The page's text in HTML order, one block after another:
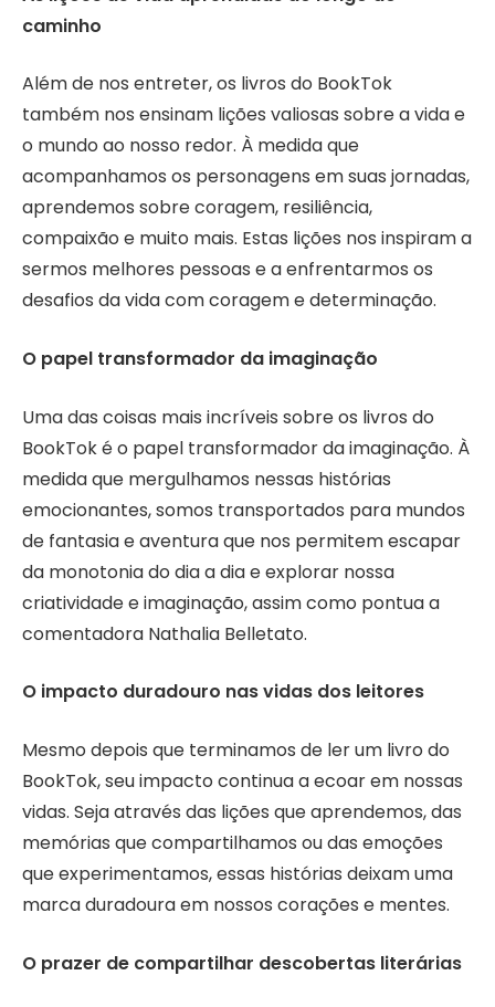
caminho
Além de nos entreter, os livros do BookTok
também nos ensinam lições valiosas sobre a vida e
o mundo ao nosso redor. À medida que
acompanhamos os personagens em suas jornadas,
aprendemos sobre coragem, resiliência,
compaixão e muito mais. Estas lições nos inspiram a
sermos melhores pessoas e a enfrentarmos os
desafios da vida com coragem e determinação.
O papel transformador da imaginação
Uma das coisas mais incríveis sobre os livros do
BookTok é o papel transformador da imaginação. À
medida que mergulhamos nessas histórias
emocionantes, somos transportados para mundos
de fantasia e aventura que nos permitem escapar
da monotonia do dia a dia e explorar nossa
criatividade e imaginação, assim como pontua a
comentadora Nathalia Belletato.
O impacto duradouro nas vidas dos leitores
Mesmo depois que terminamos de ler um livro do
BookTok, seu impacto continua a ecoar em nossas
vidas. Seja através das lições que aprendemos, das
memórias que compartilhamos ou das emoções
que experimentamos, essas histórias deixam uma
marca duradoura em nossos corações e mentes.
O prazer de compartilhar descobertas literárias